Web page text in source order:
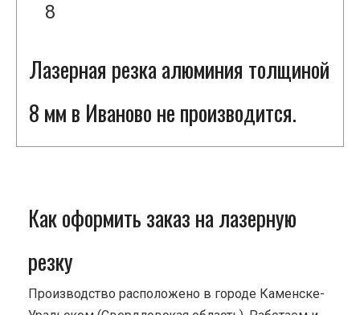
8
Лазерная резка алюминия толщиной
8 мм в Иваново не производится.
Как оформить заказ на лазерную
резку
Производство расположено в городе Каменске-